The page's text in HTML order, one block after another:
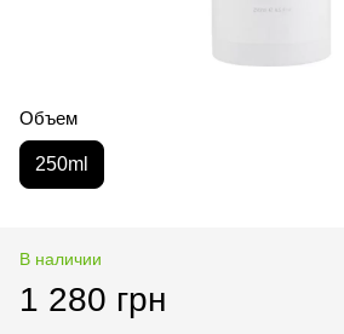
Объем
250ml
В наличии
1 280 грн